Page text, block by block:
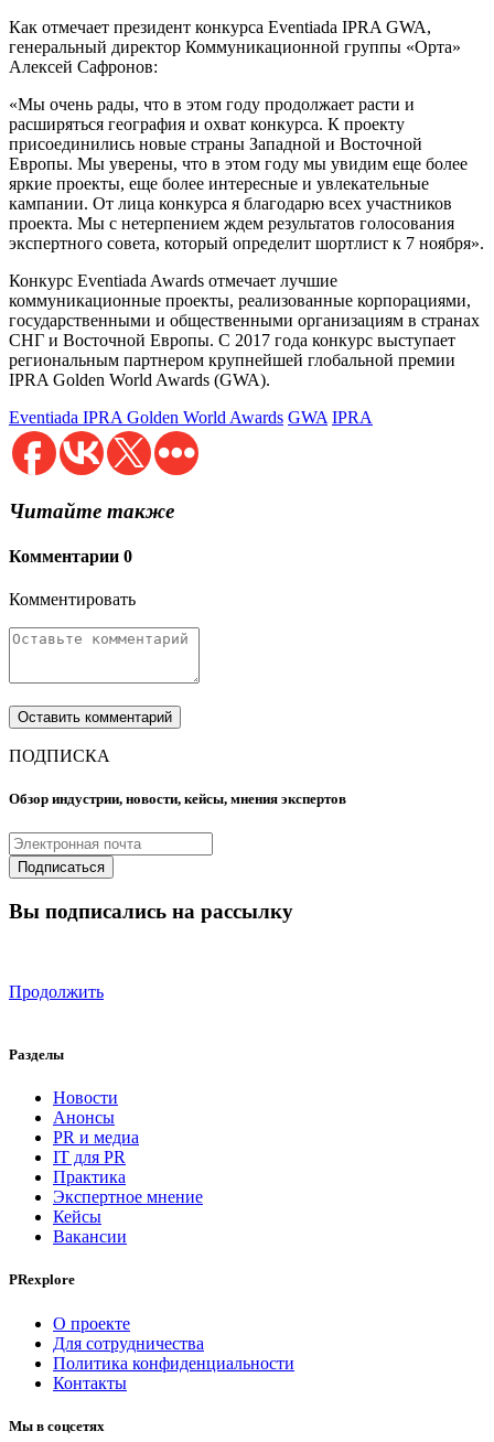
Как отмечает президент конкурса Eventiada IPRA GWA,
генеральный директор Коммуникационной группы «Орта»
Алексей Сафронов:
«Мы очень рады, что в этом году продолжает расти и
расширяться география и охват конкурса. К проекту
присоединились новые страны Западной и Восточной
Европы. Мы уверены, что в этом году мы увидим еще более
яркие проекты, еще более интересные и увлекательные
кампании. От лица конкурса я благодарю всех участников
проекта. Мы с нетерпением ждем результатов голосования
экспертного совета, который определит шортлист к 7 ноября».
Конкурс Eventiada Awards отмечает лучшие
коммуникационные проекты, реализованные корпорациями,
государственными и общественными организациям в странах
СНГ и Восточной Европы. С 2017 года конкурс выступает
региональным партнером крупнейшей глобальной премии
IPRA Golden World Awards (GWA).
Eventiada IPRA Golden World Awards GWA IPRA
Читайте также
Комментарии 0
Комментировать
ПОДПИСКА
Обзор индустрии, новости, кейсы, мнения экспертов
Вы подписались на рассылку
Продолжить
Разделы
Новости
Анонсы
PR и медиа
IT для PR
Практика
Экспертное мнение
Кейсы
Вакансии
PRexplore
О проекте
Для сотрудничества
Политика конфиденциальности
Контакты
Мы в соцсетях